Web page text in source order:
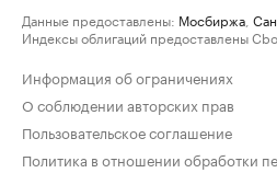
Данные предоставлены: Мосбиржа
Индексы облигаций предоставлены
Информация об ограничениях
О соблюдении авторских прав
Пользовательское соглашение
Политика в отношении обработки